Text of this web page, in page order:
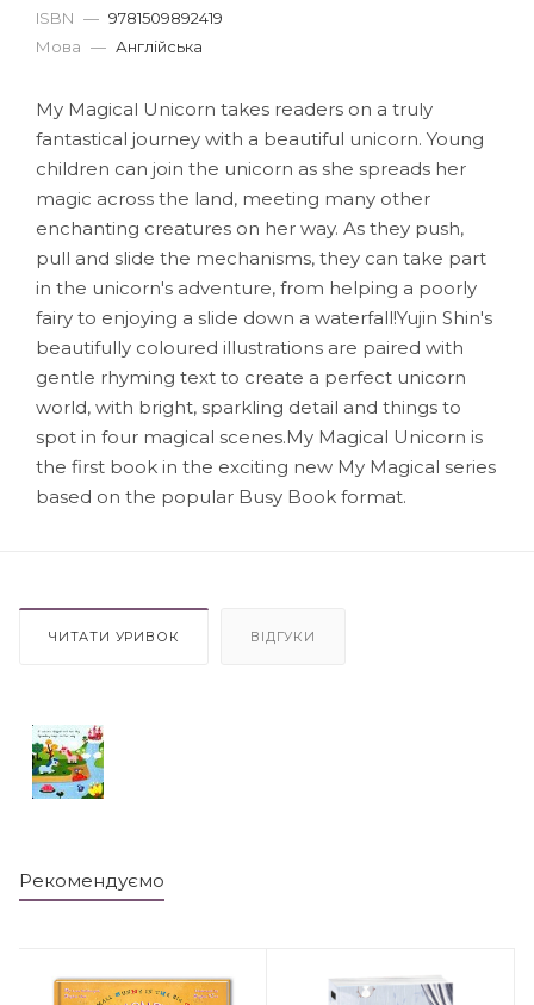
ISBN — 9781509892419
Мова — Англійська
My Magical Unicorn takes readers on a truly
fantastical journey with a beautiful unicorn. Young
children can join the unicorn as she spreads her
magic across the land, meeting many other
enchanting creatures on her way. As they push,
pull and slide the mechanisms, they can take part
in the unicorn's adventure, from helping a poorly
fairy to enjoying a slide down a waterfall!Yujin Shin's
beautifully coloured illustrations are paired with
gentle rhyming text to create a perfect unicorn
world, with bright, sparkling detail and things to
spot in four magical scenes.My Magical Unicorn is
the first book in the exciting new My Magical series
based on the popular Busy Book format.
ЧИТАТИ УРИВОК ВІДГУКИ
Рекомендуємо